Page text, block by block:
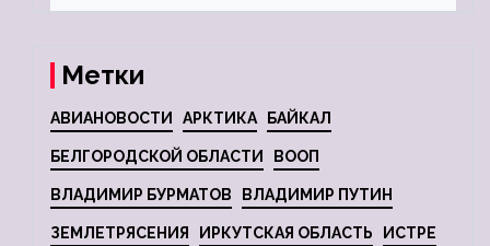
Метки
АВИАНОВОСТИ АРКТИКА БАЙКАЛ
БЕЛГОРОДСКОЙ ОБЛАСТИ ВООП
ВЛАДИМИР БУРМАТОВ ВЛАДИМИР ПУТИН
ЗЕМЛЕТРЯСЕНИЯ ИРКУТСКАЯ ОБЛАСТЬ ИСТРЕ